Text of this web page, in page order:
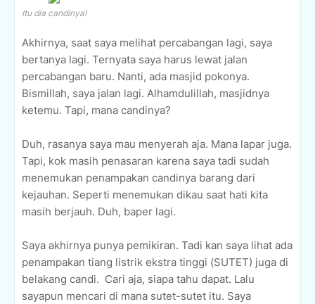
Itu dia candinya!
Akhirnya, saat saya melihat percabangan lagi, saya
bertanya lagi. Ternyata saya harus lewat jalan
percabangan baru. Nanti, ada masjid pokonya.
Bismillah, saya jalan lagi. Alhamdulillah, masjidnya
ketemu. Tapi, mana candinya?
Duh, rasanya saya mau menyerah aja. Mana lapar juga.
Tapi, kok masih penasaran karena saya tadi sudah
menemukan penampakan candinya barang dari
kejauhan. Seperti menemukan dikau saat hati kita
masih berjauh. Duh, baper lagi.
Saya akhirnya punya pemikiran. Tadi kan saya lihat ada
penampakan tiang listrik ekstra tinggi (SUTET) juga di
belakang candi. Cari aja, siapa tahu dapat. Lalu
sayapun mencari di mana sutet-sutet itu. Saya